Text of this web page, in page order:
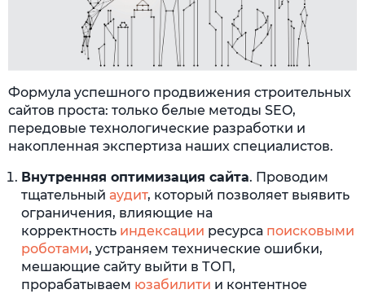
Формула успешного продвижения строительных
сайтов проста: только белые методы SEO,
передовые технологические разработки и
накопленная экспертиза наших специалистов.
Внутренняя оптимизация сайта. Проводим
тщательный аудит, который позволяет выявить
ограничения, влияющие на
корректность индексации ресурса поисковыми
роботами, устраняем технические ошибки,
мешающие сайту выйти в ТОП,
прорабатываем юзабилити и контентное